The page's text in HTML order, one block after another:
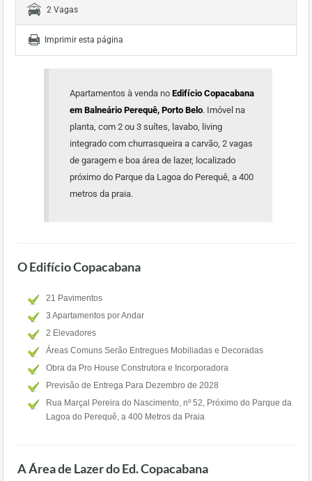
2 Vagas
Imprimir esta página
Apartamentos à venda no Edifício Copacabana
em Balneário Perequê, Porto Belo. Imóvel na
planta, com 2 ou 3 suítes, lavabo, living
integrado com churrasqueira a carvão, 2 vagas
de garagem e boa área de lazer, localizado
próximo do Parque da Lagoa do Perequê, a 400
metros da praia.
O Edifício Copacabana
21 Pavimentos
3 Apartamentos por Andar
2 Elevadores
Áreas Comuns Serão Entregues Mobiliadas e Decoradas
Obra da Pro House Construtora e Incorporadora
Previsão de Entrega Para Dezembro de 2028
Rua Marçal Pereira do Nascimento, nº 52, Próximo do Parque da
Lagoa do Perequê, a 400 Metros da Praia
A Área de Lazer do Ed. Copacabana